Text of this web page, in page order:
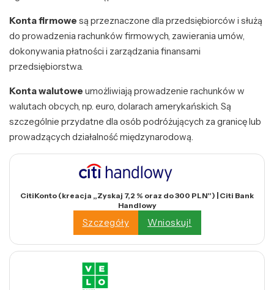
Konta firmowe są przeznaczone dla przedsiębiorców i służą
do prowadzenia rachunków firmowych, zawierania umów,
dokonywania płatności i zarządzania finansami
przedsiębiorstwa.
Konta walutowe umożliwiają prowadzenie rachunków w
walutach obcych, np. euro, dolarach amerykańskich. Są
szczególnie przydatne dla osób podróżujących za granicę lub
prowadzących działalność międzynarodową.
CitiKonto (kreacja „Zyskaj 7,2 % oraz do 300 PLN”) | Citi Bank
Handlowy
Szczegóły Wnioskuj!